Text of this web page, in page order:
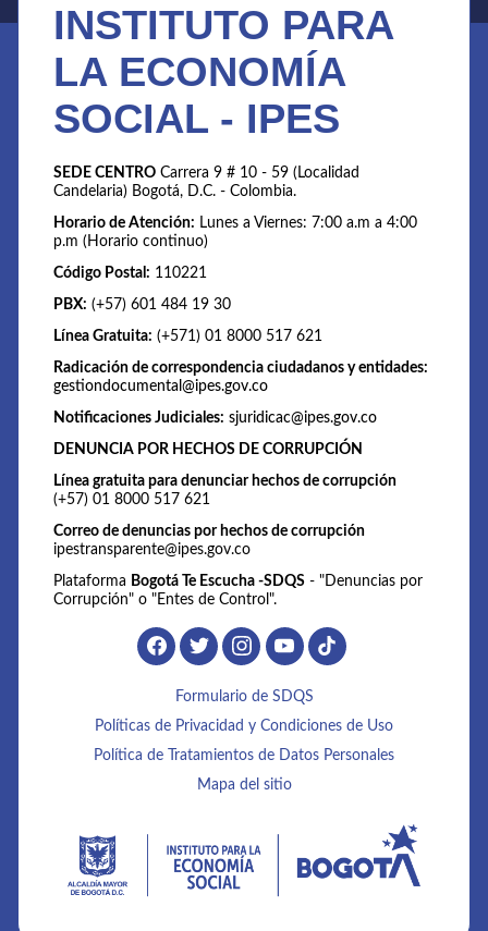
INSTITUTO PARA
LA ECONOMÍA
SOCIAL - IPES
SEDE CENTRO Carrera 9 # 10 - 59 (Localidad
Candelaria) Bogotá, D.C. - Colombia.
Horario de Atención: Lunes a Viernes: 7:00 a.m a 4:00
p.m (Horario continuo)
Código Postal: 110221
PBX: (+57) 601 484 19 30
Línea Gratuita: (+571) 01 8000 517 621
Radicación de correspondencia ciudadanos y entidades:
gestiondocumental@ipes.gov.co
Notificaciones Judiciales: sjuridicac@ipes.gov.co
DENUNCIA POR HECHOS DE CORRUPCIÓN
Línea gratuita para denunciar hechos de corrupción
(+57) 01 8000 517 621
Correo de denuncias por hechos de corrupción
ipestransparente@ipes.gov.co
Plataforma Bogotá Te Escucha -SDQS - "Denuncias por
Corrupción" o "Entes de Control".
Formulario de SDQS
Políticas de Privacidad y Condiciones de Uso
Política de Tratamientos de Datos Personales
Mapa del sitio